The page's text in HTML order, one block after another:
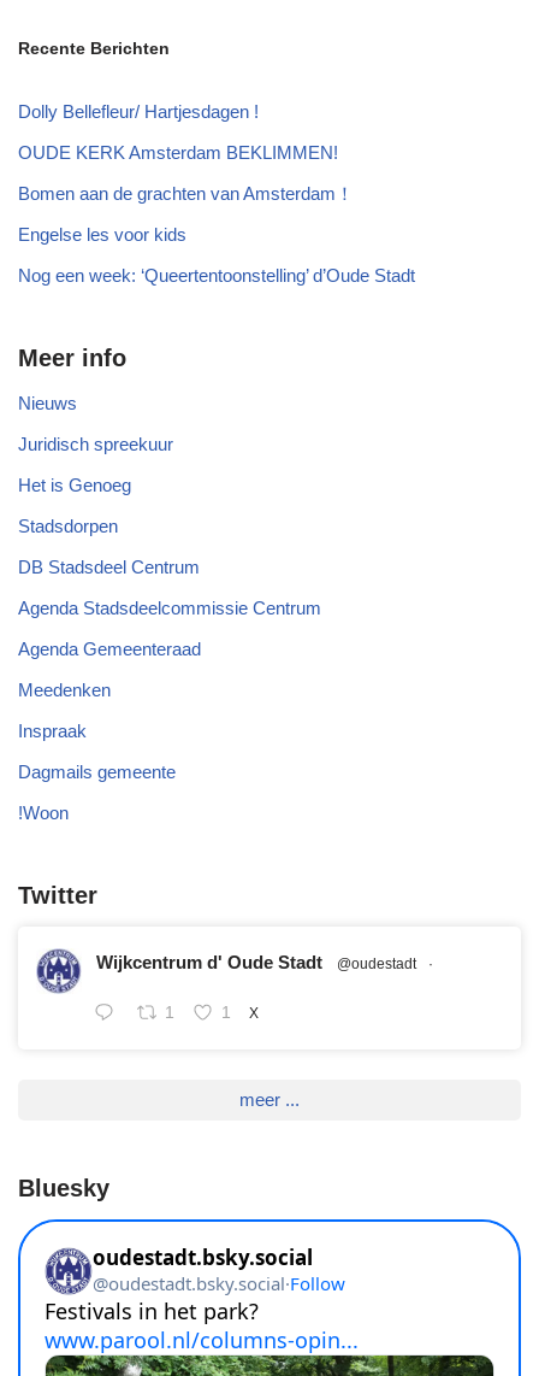
Recente Berichten
Dolly Bellefleur/ Hartjesdagen !
OUDE KERK Amsterdam BEKLIMMEN!
Bomen aan de grachten van Amsterdam！
Engelse les voor kids
Nog een week: ‘Queertentoonstelling’ d’Oude Stadt
Meer info
Nieuws
Juridisch spreekuur
Het is Genoeg
Stadsdorpen
DB Stadsdeel Centrum
Agenda Stadsdeelcommissie Centrum
Agenda Gemeenteraad
Meedenken
Inspraak
Dagmails gemeente
!Woon
Twitter
Wijkcentrum d' Oude Stadt @oudestadt ·
1 1 X
meer ...
Bluesky